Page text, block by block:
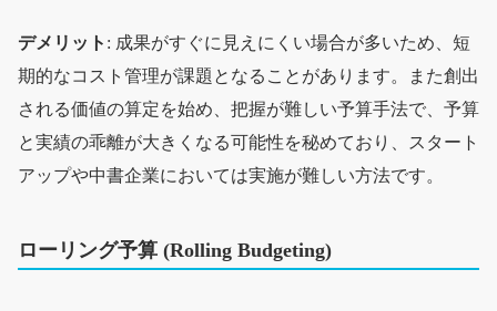
デメリット : 成果がすぐに見えにくい場合が多いため、短
期的なコスト管理が課題となることがあります。また創出
される価値の算定を始め、把握が難しい予算手法で、予算
と実績の乖離が大きくなる可能性を秘めており、スタート
アップや中書企業においては実施が難しい方法です。
ローリング予算 (Rolling Budgeting)